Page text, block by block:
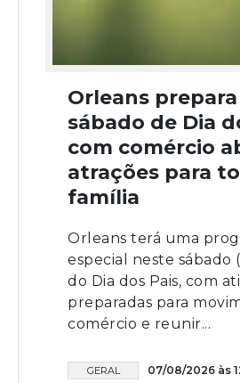
Orleans prepara
sábado de Dia
com comércio
atrações para
família
Orleans terá uma
especial neste sábado
do Dia dos Pais, com
preparadas para
comércio e reunir...
GERAL 07/08/2026 às